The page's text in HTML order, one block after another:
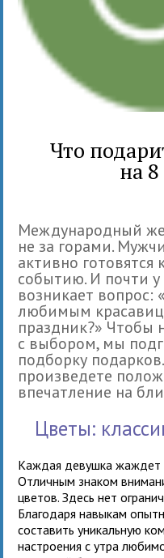
Что
на
Международный
не за горами.
активно
событию. И почти у
возникает вопрос:
любимым
праздник?» Чтобы
с выбором, мы
подборку
произведете
впечатление на
Цветы:
Каждая девушка жаждет
Отличным знаком
цветов. Здесь нет
Благодаря навыкам
составить уникальную
настроения с утра